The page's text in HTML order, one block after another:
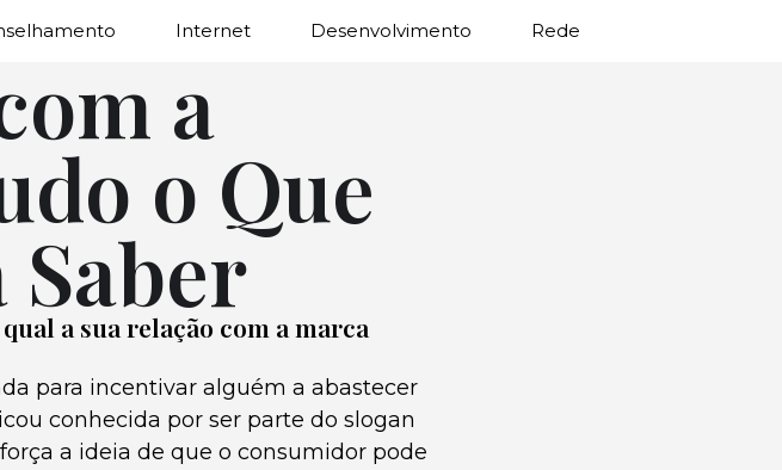
Internet Desenvolvimento Rede
a
o Que
Saber
a sua relação com a marca
para incentivar alguém a abastecer
conhecida por ser parte do slogan
a ideia de que o consumidor pode